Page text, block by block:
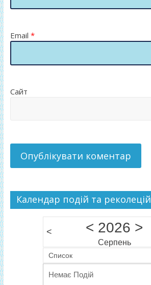
Email *
Сайт
Календар подій та реколецій
< < 2026 >
Серпень
Список
Немає Подій